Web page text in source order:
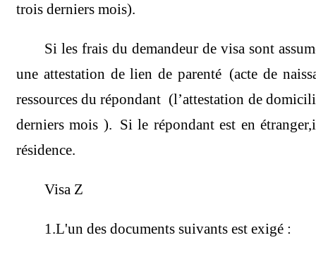
trois derniers mois).
Si les frais du demandeur de visa sont
une attestation de lien de parenté (acte de
ressources du répondant (l’attestation de
derniers mois ). Si le répondant est en
résidence.
Visa Z
1.L'un des documents suivants est exigé :